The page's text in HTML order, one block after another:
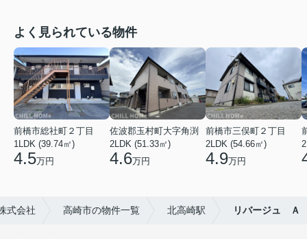
よく見られている物件
前橋市総社町２丁目
1LDK (39.74㎡)
4.5万円
佐波郡玉村町大字角渕
2LDK (51.33㎡)
4.6万円
前橋市三俣町２丁目
2LDK (54.66㎡)
4.9万円
式会社 高崎市の物件一覧 北高崎駅 リバージュ Ａ